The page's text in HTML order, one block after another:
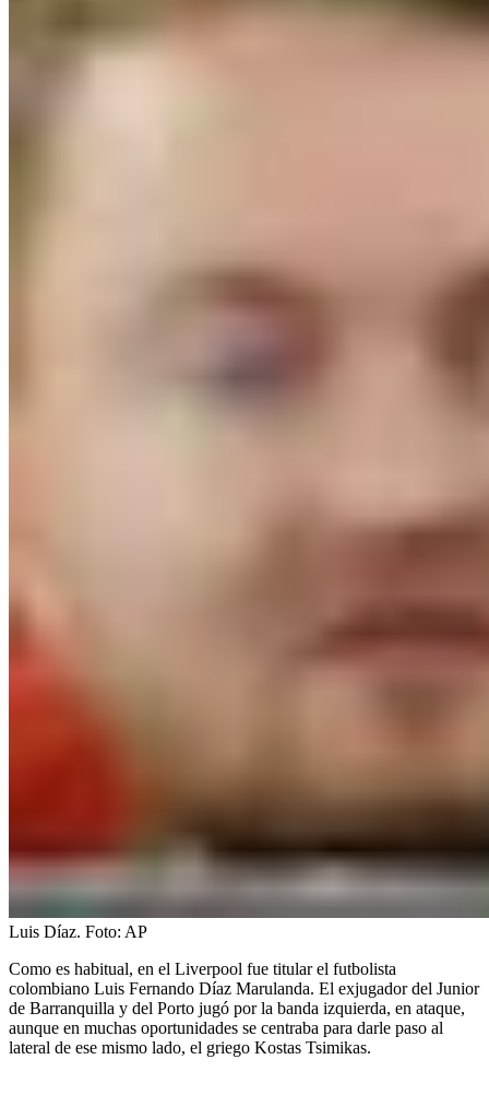
Luis Díaz. Foto: AP
Como es habitual, en el Liverpool fue titular el futbolista
colombiano Luis Fernando Díaz Marulanda. El exjugador del Junior
de Barranquilla y del Porto jugó por la banda izquierda, en ataque,
aunque en muchas oportunidades se centraba para darle paso al
lateral de ese mismo lado, el griego Kostas Tsimikas.